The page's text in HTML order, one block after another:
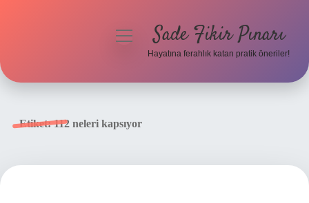
menüyüSade Fikir Pınarı
Hayatına ferahlık katan pratik öneriler!
Etiket:112 neleri kapsıyor